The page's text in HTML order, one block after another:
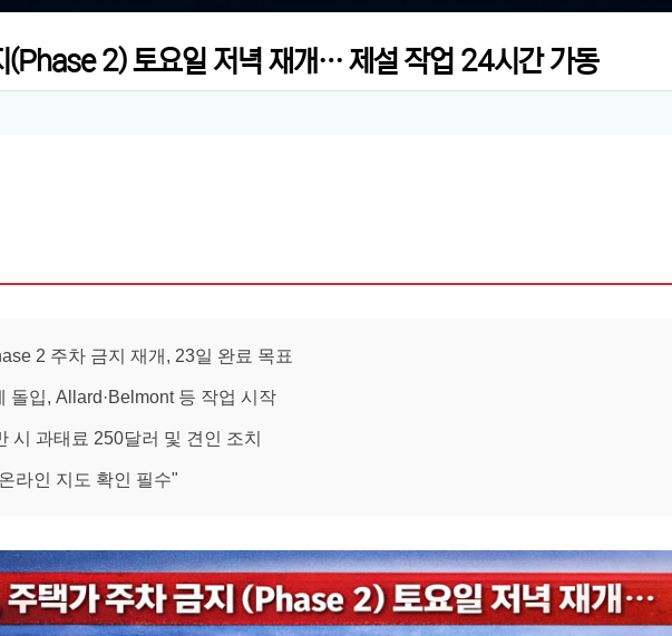
(Phase 2) 토요일 저녁 재개… 제설 작업 24시간 가동
2 주차 금지 재개, 23일 완료 목표
돌입, Allard·Belmont 등 작업 시작
시 과태료 250달러 및 견인 조치
라인 지도 확인 필수"